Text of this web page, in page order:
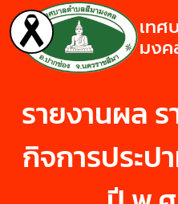
เทศ
มงค
รายงานผล
กิจการประป